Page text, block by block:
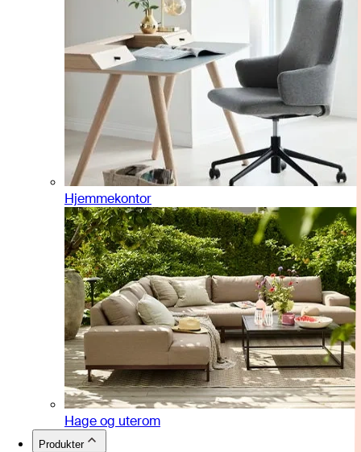
Hjemmekontor
Hage og uterom
Produkter